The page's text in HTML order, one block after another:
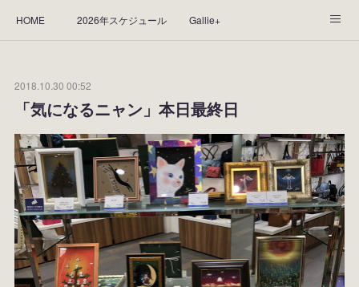
HOME 2026年スケジュール Gallie+
“Kasane Style Art”って？ Yorie's Tapestry Yorie's Goods
ショップ 作品のレンタルについて 2025年足跡
2024年 の足跡 2023*足跡 2022年の足あと
2021あしあと 2020年あしあと 2019年足あと
2018.10.30 00:52
「気になるニャン」本日最終日